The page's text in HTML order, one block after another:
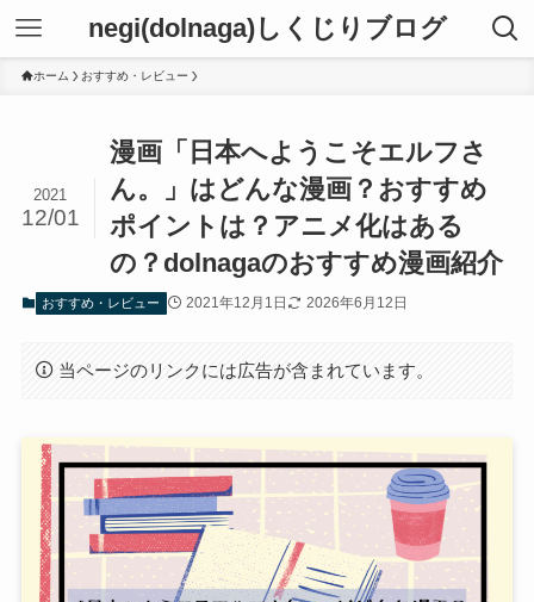
negi(dolnaga)しくじりブログ
ホーム おすすめ・レビュー
漫画「日本へようこそエルフさ
ん。」はどんな漫画？おすすめ
ポイントは？アニメ化はある
の？dolnagaのおすすめ漫画紹介
2021
12/01
おすすめ・レビュー 2021年12月1日 2026年6月12日
当ページのリンクには広告が含まれています。